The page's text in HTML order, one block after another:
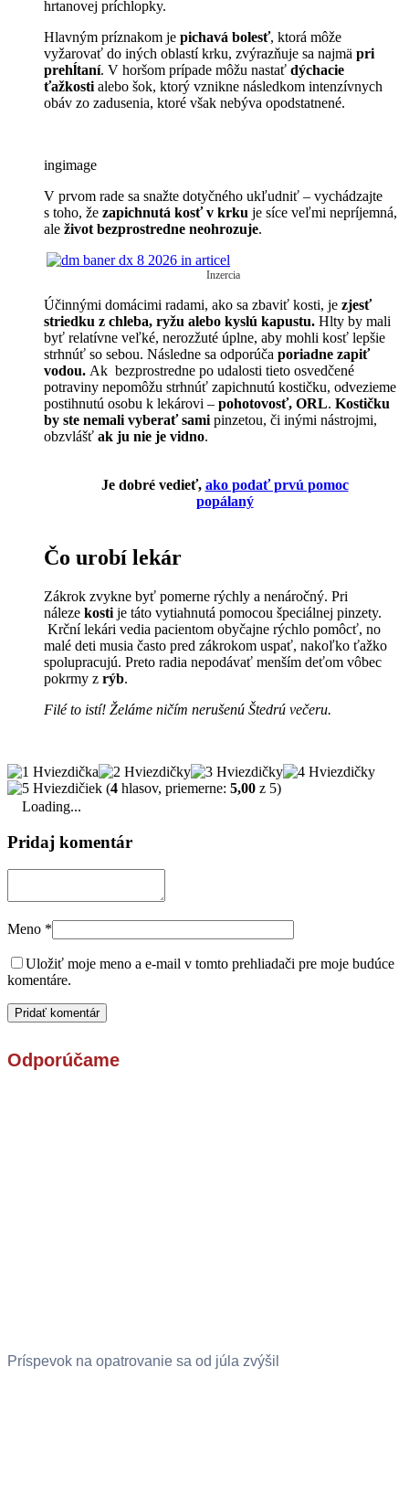
hrtanovej príchlopky.
Hlavným príznakom je pichavá bolesť, ktorá môže
vyžarovať do iných oblastí krku, zvýrazňuje sa najmä pri
prehĺtaní. V horšom prípade môžu nastať dýchacie
ťažkosti alebo šok, ktorý vznikne následkom intenzívnych
obáv zo zadusenia, ktoré však nebýva opodstatnené.
ingimage
V prvom rade sa snažte dotyčného ukľudniť – vychádzajte
s toho, že zapichnutá kosť v krku je síce veľmi nepríjemná,
ale život bezprostredne neohrozuje.
Inzercia
Účinnými domácimi radami, ako sa zbaviť kosti, je zjesť
striedku z chleba, ryžu alebo kyslú kapustu. Hlty by mali
byť relatívne veľké, nerozžuté úplne, aby mohli kosť lepšie
strhnúť so sebou. Následne sa odporúča poriadne zapiť
vodou. Ak bezprostredne po udalosti tieto osvedčené
potraviny nepomôžu strhnúť zapichnutú kostičku, odvezieme
postihnutú osobu k lekárovi – pohotovosť, ORL. Kostičku
by ste nemali vyberať sami pinzetou, či inými nástrojmi,
obzvlášť ak ju nie je vidno.
Je dobré vedieť, ako podať prvú pomoc
popálaný
Čo urobí lekár
Zákrok zvykne byť pomerne rýchly a nenáročný. Pri
náleze kosti je táto vytiahnutá pomocou špeciálnej pinzety.
Krční lekári vedia pacientom obyčajne rýchlo pomôcť, no
malé deti musia často pred zákrokom uspať, nakoľko ťažko
spolupracujú. Preto radia nepodávať menším deťom vôbec
pokrmy z rýb.
Filé to istí! Želáme ničím nerušenú Štedrú večeru.
(4 hlasov, priemerne: 5,00 z 5)
Loading...
Pridaj komentár
Meno *
Uložiť moje meno a e-mail v tomto prehliadači pre moje budúce
komentáre.
Odporúčame
Príspevok na opatrovanie sa od júla zvýšil